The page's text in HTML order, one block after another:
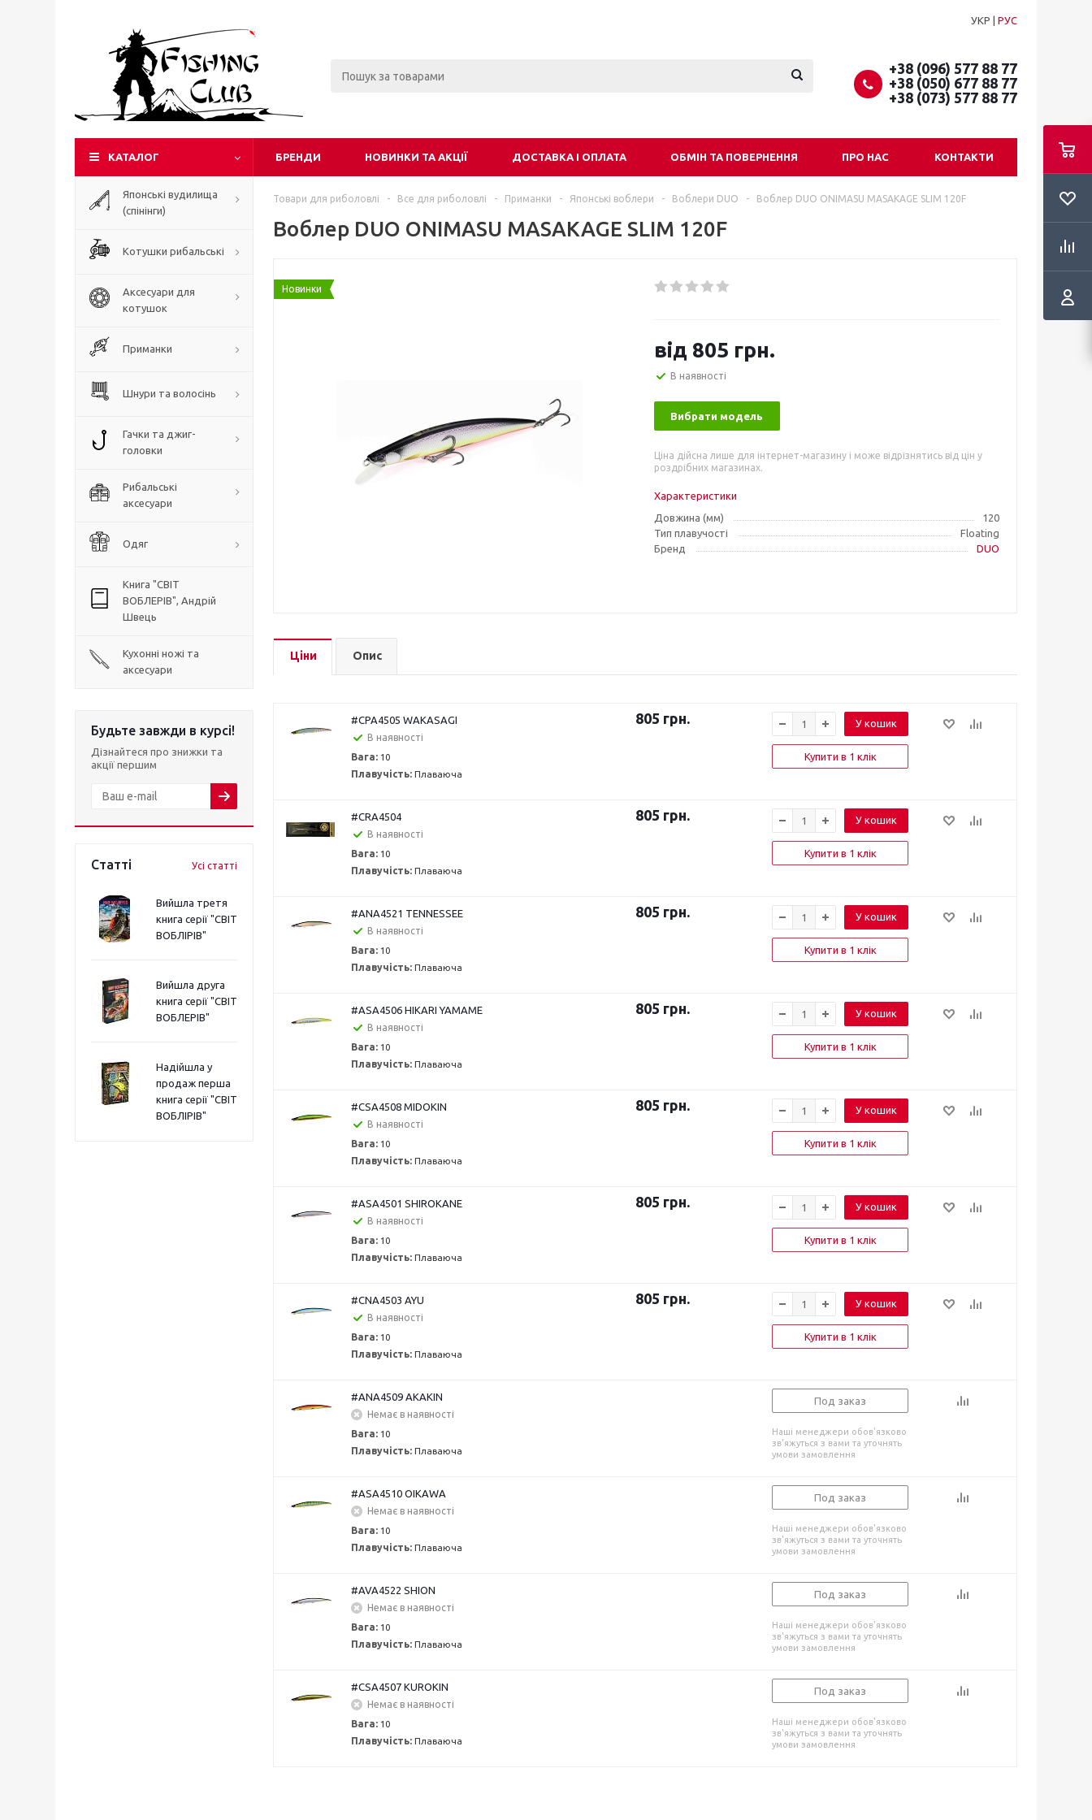
УКР РУС
+38 (096) 577 88 77
+38 (050) 677 88 77
+38 (073) 577 88 77
КАТАЛОГ БРЕНДИ НОВИНКИ ТА АКЦІЇ ДОСТАВКА І ОПЛАТА ОБМІН ТА ПОВЕРНЕННЯ ПРО НАС КОНТАКТИ
Японські вудилища
(спінінги)
Котушки рибальські
Аксесуари для
котушок
Приманки
Шнури та волосінь
Гачки та джиг-
головки
Рибальські
аксесуари
Одяг
Книга "СВІТ
ВОБЛЕРІВ", Андрій
Швець
Кухонні ножі та
аксесуари
Будьте завжди в курсі!
Дізнайтеся про знижки та
акції першим
Статті Усі статті
Вийшла третя
книга серії "СВІТ
ВОБЛІРІВ"
Вийшла друга
книга серії "СВІТ
ВОБЛЕРІВ"
Надійшла у
продаж перша
книга серії "СВІТ
ВОБЛІРІВ"
Товари для риболовлі - Все для риболовлі - Приманки - Японські воблери - Воблери DUO - Воблер DUO ONIMASU MASAKAGE SLIM 120F
Воблер DUO ONIMASU MASAKAGE SLIM 120F
Новинки
від 805 грн.
В наявності
Вибрати модель
Ціна дійсна лише для інтернет-магазину і може відрізнятись від цін у
роздрібних магазинах.
Характеристики
Довжина (мм)
120
Тип плавучості
Floating
Бренд
DUO
Ціни Опис
#CPA4505 WAKASAGI
В наявності
Вага: 10
Плавучість: Плаваюча
805 грн. У кошик
Купити в 1 клік
#CRA4504
В наявності
Вага: 10
Плавучість: Плаваюча
805 грн. У кошик
Купити в 1 клік
#ANA4521 TENNESSEE
В наявності
Вага: 10
Плавучість: Плаваюча
805 грн. У кошик
Купити в 1 клік
#ASA4506 HIKARI YAMAME
В наявності
Вага: 10
Плавучість: Плаваюча
805 грн. У кошик
Купити в 1 клік
#CSA4508 MIDOKIN
В наявності
Вага: 10
Плавучість: Плаваюча
805 грн. У кошик
Купити в 1 клік
#ASA4501 SHIROKANE
В наявності
Вага: 10
Плавучість: Плаваюча
805 грн. У кошик
Купити в 1 клік
#CNA4503 AYU
В наявності
Вага: 10
Плавучість: Плаваюча
805 грн. У кошик
Купити в 1 клік
#ANA4509 AKAKIN
Немає в наявності
Вага: 10
Плавучість: Плаваюча
Под заказ
Наші менеджери обов'язково
зв'яжуться з вами та уточнять
умови замовлення
#ASA4510 OIKAWA
Немає в наявності
Вага: 10
Плавучість: Плаваюча
Под заказ
Наші менеджери обов'язково
зв'яжуться з вами та уточнять
умови замовлення
#AVA4522 SHION
Немає в наявності
Вага: 10
Плавучість: Плаваюча
Под заказ
Наші менеджери обов'язково
зв'яжуться з вами та уточнять
умови замовлення
#CSA4507 KUROKIN
Немає в наявності
Вага: 10
Плавучість: Плаваюча
Под заказ
Наші менеджери обов'язково
зв'яжуться з вами та уточнять
умови замовлення